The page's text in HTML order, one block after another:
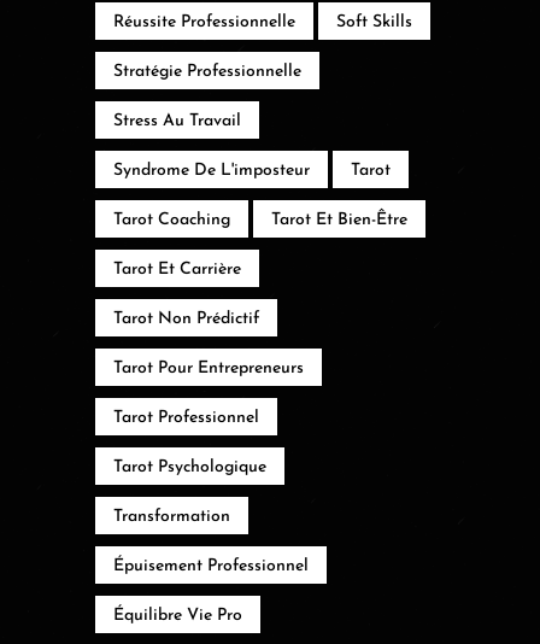
Réussite Professionnelle Soft Skills
Stratégie Professionnelle
Stress Au Travail
Syndrome De L'imposteur Tarot
Tarot Coaching Tarot Et Bien-Être
Tarot Et Carrière
Tarot Non Prédictif
Tarot Pour Entrepreneurs
Tarot Professionnel
Tarot Psychologique
Transformation
Épuisement Professionnel
Équilibre Vie Pro